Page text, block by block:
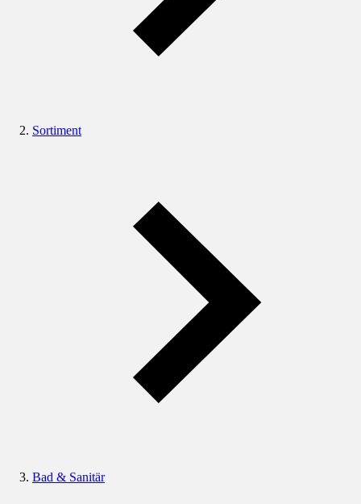
Sortiment
Bad & Sanitär